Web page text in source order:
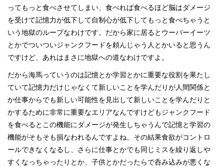
ってもっと食べさせてしまい、食べれば食べるほど脳はダメージ
を受けて記憶力が低下して自制心が低下してもっと食べちゃうと
いう地獄のループなわけです。だから家に居るとウーバーイーツ
とかでついついジャンクフードを頼んじゃう人とかいると思うん
ですけど、あれはまさに地獄への道なわけですよ。
だから海馬っていうのは記憶とか学習とかに重要な役割を果たし
ていて記憶力だけじゃなくて新しいことを学んだりが人間関係と
か仕事からでも新しい可能性を見出して新しいことを学んだりと
かするために非常に重要なエリアなんですけどもジャンクフード
を食べるとこの機能にダメージが発生しちゃうんで記憶と学習の
機能がそもそも損なわれるんですよね。その結果食欲がコントロ
ールできなくなるし、さらに仕事とかでも同じミスを繰り返しや
すくなっちゃったりとか、子供とかだったらで呑み込みが悪くな